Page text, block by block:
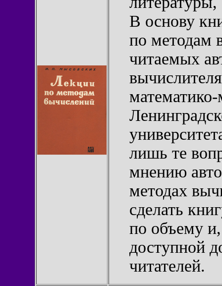
В основу
по методам
читаемых
математико-
лишь те
мнению
методах
сделать
по объему и,
доступной
читателей.